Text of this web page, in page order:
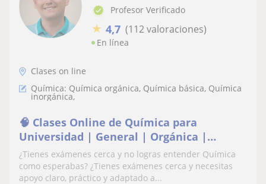
Profesor Verificado
★ 4,7 (112 valoraciones)
En línea
Clases on line
Química: Química orgánica, Química básica, Química
inorgánica,
🧠 Clases Online de Química para
Universidad | General | Orgánica |
Inorgánica| Físicoquímica - Academia
Universitaria Paraninfo
¿Tienes exámenes cerca y no logras entender Química
como esperabas? ¿Tienes exámenes cerca y necesitas
apoyo claro, práctico y adaptado a...